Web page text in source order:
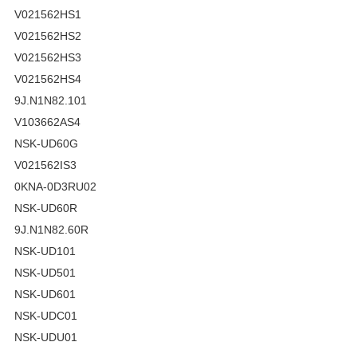
V021562HS1
V021562HS2
V021562HS3
V021562HS4
9J.N1N82.101
V103662AS4
NSK-UD60G
V021562IS3
0KNA-0D3RU02
NSK-UD60R
9J.N1N82.60R
NSK-UD101
NSK-UD501
NSK-UD601
NSK-UDC01
NSK-UDU01